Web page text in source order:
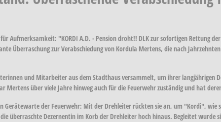
Aufmerksamkeit: "KORDI A.D. - Pension droht!! DLK zur sofortigen Rettung
Überraschung zur Verabschiedung von Kordula Mertens, die nach
und Mitarbeiter aus dem Stadthaus versammelt, um ihrer langjährigen
Mertens über viele Jahre hinweg auch für die Feuerwehr zuständig und hat
der Feuerwehr: Mit der Drehleiter rückten sie an, um "Kordi", wie
überraschte Dezernentin im Korb der Drehleiter hoch hinaus. Begleitet wurde